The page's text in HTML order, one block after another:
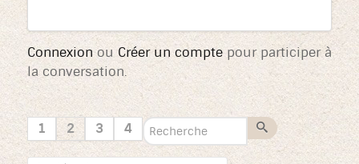
Connexionou Créer un compte pour participer à
la conversation.
1 2 3 4